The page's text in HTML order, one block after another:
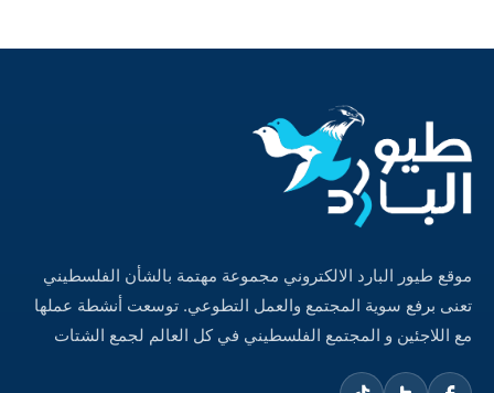
موقع طيور البارد الالكتروني مجموعة مهتمة بالشأن الفلسطيني
تعنى برفع سوية المجتمع والعمل التطوعي. توسعت أنشطة عملها
مع اللاجئين و المجتمع الفلسطيني في كل العالم لجمع الشتات